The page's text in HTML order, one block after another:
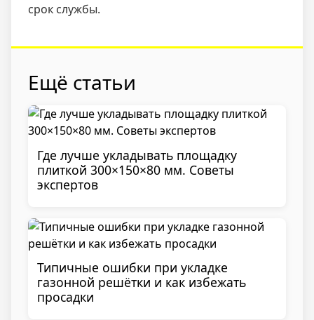
срок службы.
Ещё статьи
Где лучше укладывать площадку
плиткой 300×150×80 мм. Советы
экспертов
Типичные ошибки при укладке
газонной решётки и как избежать
просадки